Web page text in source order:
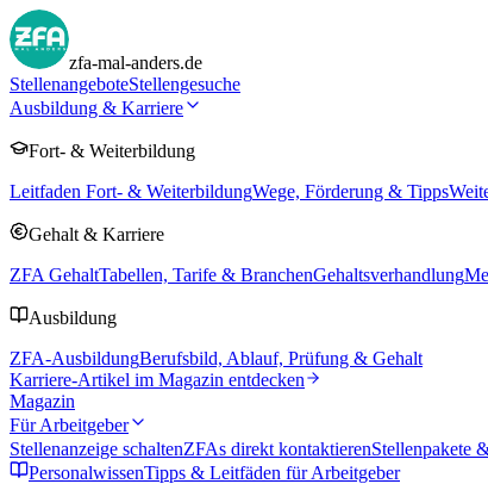
zfa-mal-anders.de
StellenangeboteStellengesuche
Ausbildung & Karriere
Fort- & Weiterbildung
Leitfaden Fort- & WeiterbildungWege, Förderung & Tipps
Gehalt & Karriere
ZFA GehaltTabellen, Tarife & BranchenGehaltsverhandlung
Ausbildung
ZFA-AusbildungBerufsbild, Ablauf, Prüfung & Gehalt
Karriere-Artikel im Magazin entdecken
Magazin
Für Arbeitgeber
Stellenanzeige schaltenZFAs direkt kontaktierenStellenpakete
PersonalwissenTipps & Leitfäden für Arbeitgeber